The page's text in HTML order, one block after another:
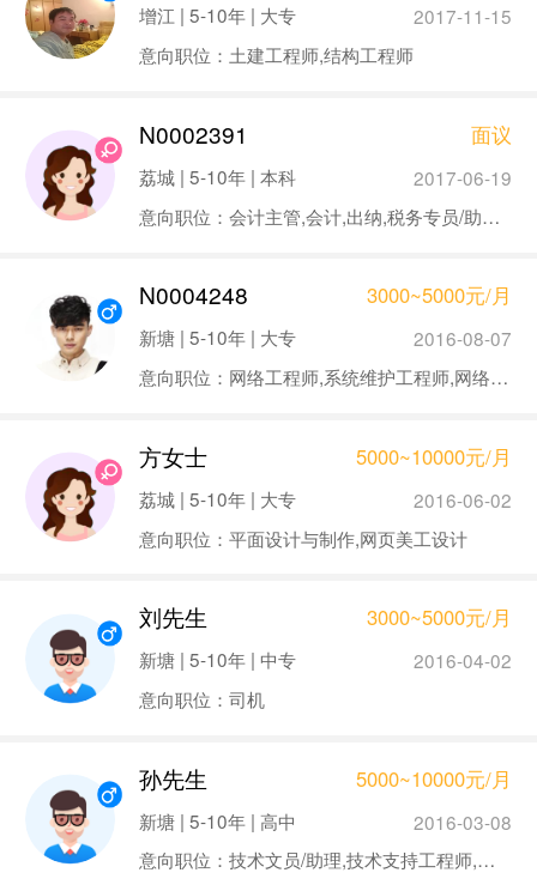
增江 | 5-10年 | 大专
2017-11-15
意向职位：土建工程师,结构工程师
N0002391 面议
荔城 | 5-10年 | 本科
2017-06-19
意向职位：会计主管,会计,出纳,税务专员/助理,其他财务类职位
N0004248 3000~5000元/月
新塘 | 5-10年 | 大专
2016-08-07
意向职位：网络工程师,系统维护工程师,网络管理员,电力工程师
方女士 5000~10000元/月
荔城 | 5-10年 | 大专
2016-06-02
意向职位：平面设计与制作,网页美工设计
刘先生 3000~5000元/月
新塘 | 5-10年 | 中专
2016-04-02
意向职位：司机
孙先生 5000~10000元/月
新塘 | 5-10年 | 高中
2016-03-08
意向职位：技术文员/助理,技术支持工程师,系统维护工程师,网络管理员